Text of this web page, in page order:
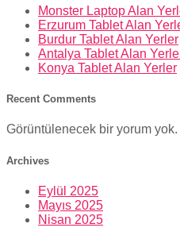
Monster Laptop Alan
Erzurum Tablet Alan
Burdur Tablet Alan Yerler
Antalya Tablet Alan
Konya Tablet Alan Yerler
Recent Comments
Görüntülenecek bir yorum yok.
Archives
Eylül 2025
Mayıs 2025
Nisan 2025